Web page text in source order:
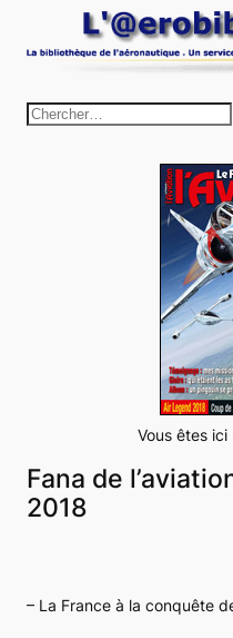
au
Vous êtes ici
Fana de
2018
– La France à la conquête